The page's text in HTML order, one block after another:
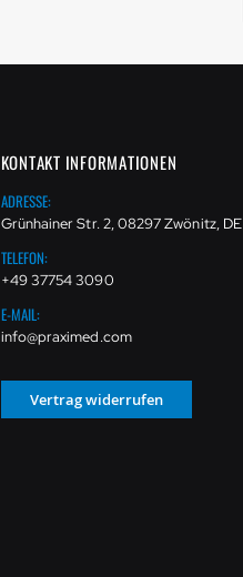
KONTAKT INFORMATIONEN
ADRESSE:
Grünhainer Str. 2, 08297 Zwönitz, DE
TELEFON:
+49 37754 3090
E-MAIL:
info@praximed.com
Vertrag widerrufen